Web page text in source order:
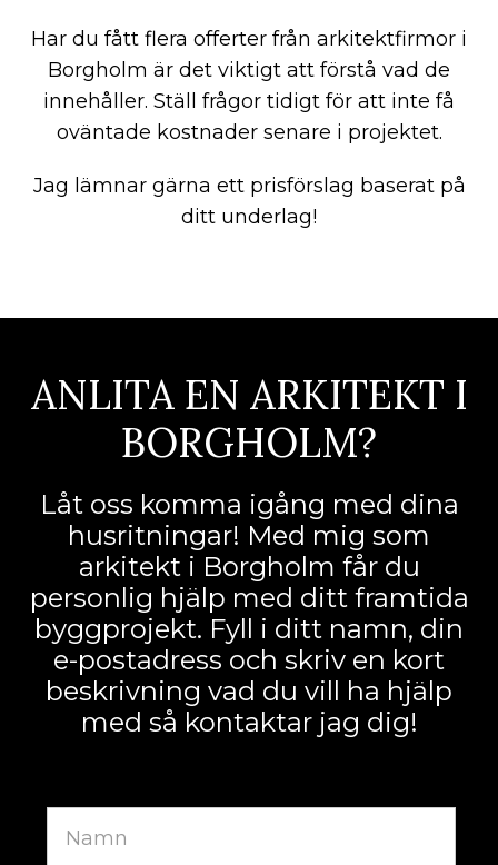
Har du fått flera offerter från arkitektfirmor i
Borgholm är det viktigt att förstå vad de
innehåller. Ställ frågor tidigt för att inte få
oväntade kostnader senare i projektet.
Jag lämnar gärna ett prisförslag baserat på
ditt underlag!
ANLITA EN ARKITEKT I
BORGHOLM?
Låt oss komma igång med dina
husritningar! Med mig som
arkitekt i Borgholm får du
personlig hjälp med ditt framtida
byggprojekt. Fyll i ditt namn, din
e-postadress och skriv en kort
beskrivning vad du vill ha hjälp
med så kontaktar jag dig!